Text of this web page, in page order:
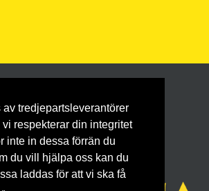
tredjepartsleverantörer
respekterar din integritet
inte in dessa förrän du
du vill hjälpa oss kan du
laddas för att vi ska få